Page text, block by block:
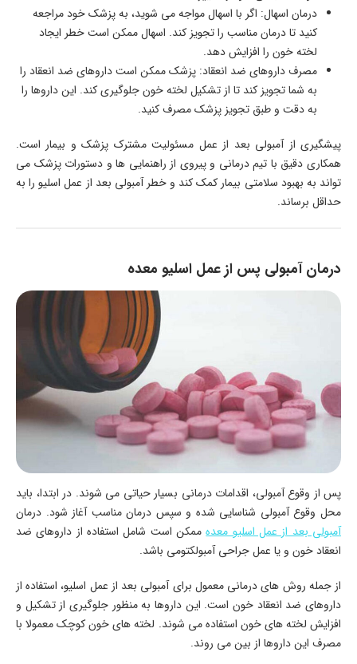
درمان اسهال: اگر با اسهال مواجه می ‌شوید، به پزشک خود مراجعه
کنید تا درمان مناسب را تجویز کند. اسهال ممکن است خطر ایجاد
لخته خون را افزایش دهد.
مصرف داروهای ضد انعقاد: پزشک ممکن است داروهای ضد انعقاد را
به شما تجویز کند تا از تشکیل لخته خون جلوگیری کند. این داروها را
به دقت و طبق تجویز پزشک مصرف کنید.
پیشگیری از آمبولی بعد از عمل مسئولیت مشترک پزشک و بیمار است.
همکاری دقیق با تیم درمانی و پیروی از راهنمایی‌ ها و دستورات پزشک می
‌تواند به بهبود سلامتی بیمار کمک کند و خطر آمبولی بعد از عمل اسلیو را به
حداقل برساند.
درمان آمبولی پس از عمل اسلیو معده
پس از وقوع آمبولی، اقدامات درمانی بسیار حیاتی می‌ شوند. در ابتدا، باید
محل وقوع آمبولی شناسایی شده و سپس درمان مناسب آغاز شود. درمان
آمبولی بعد از عمل اسلیو معدهممکن است شامل استفاده از داروهای ضد
انعقاد خون و یا عمل جراحی آمبولکتومی باشد.
از جمله روش ‌های درمانی معمول برای آمبولی بعد از عمل اسلیو، استفاده از
داروهای ضد انعقاد خون است. این داروها به منظور جلوگیری از تشکیل و
افزایش لخته‌ های خون استفاده می ‌شوند. لخته ‌های خون کوچک معمولا با
مصرف این داروها از بین می روند.